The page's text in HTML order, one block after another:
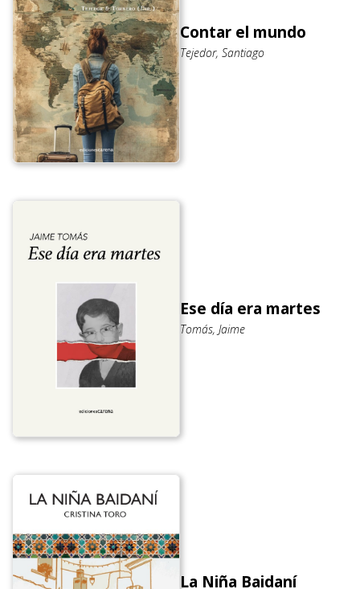
Contar el mundo
Tejedor, Santiago
Ese día era martes
Tomás, Jaime
La Niña Baidaní